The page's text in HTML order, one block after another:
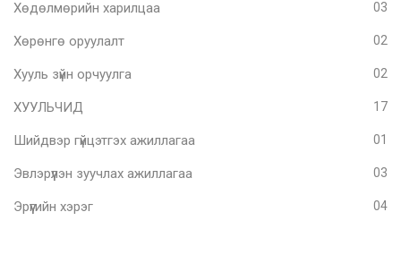
Хөдөлмөрийн харилцаа 03
Хөрөнгө оруулалт 02
Хууль зүйн орчуулга 02
ХУУЛЬЧИД 17
Шийдвэр гүйцэтгэх ажиллагаа 01
Эвлэрүүлэн зуучлах ажиллагаа 03
Эрүүгийн хэрэг 04